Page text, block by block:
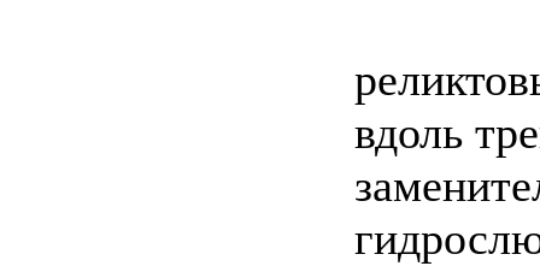
вдоль